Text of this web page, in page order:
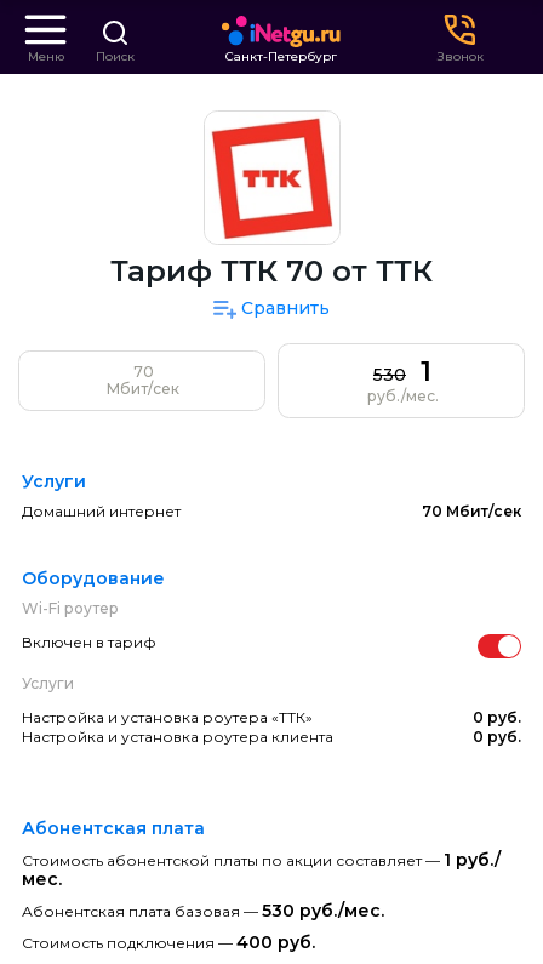
Меню Поиск Санкт-Петербург Звонок
Тариф ТТК 70 от ТТК
Сравнить
70
Мбит/сек
530 1
руб./мес.
Услуги
Домашний интернет 70 Мбит/сек
Оборудование
Wi-Fi роутер
Включен в тариф
Услуги
Настройка и установка роутера «ТТК»
0 руб.
Настройка и установка роутера клиента
0 руб.
Абонентская плата
Стоимость абонентской платы по акции составляет — 1 руб./
мес.
Абонентская плата базовая — 530 руб./мес.
Стоимость подключения — 400 руб.